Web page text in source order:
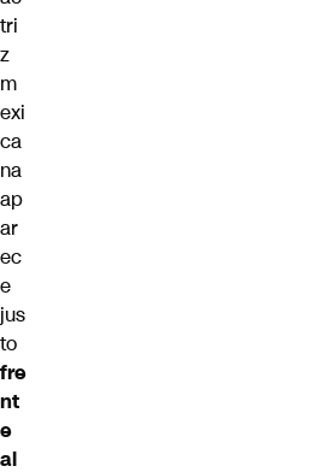
tri
z
m
exi
ca
na
ap
ar
ec
e
jus
to
fre
nt
e
al